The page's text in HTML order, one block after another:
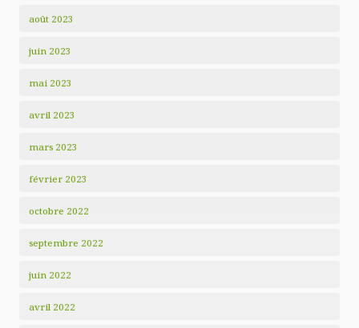
août 2023
juin 2023
mai 2023
avril 2023
mars 2023
février 2023
octobre 2022
septembre 2022
juin 2022
avril 2022